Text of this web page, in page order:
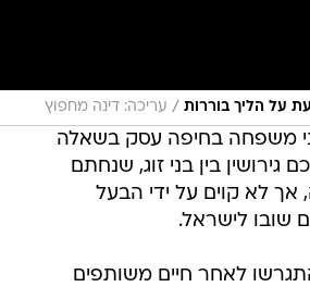
על הליך בוררות / עריכה: דינה מחפוץ
משפחה בחיפה עסק בשאלה
בין בני זוג, שנחתם
אך לא קוים על ידי הבעל
שובו לישראל.
לאחר חיים משותפים